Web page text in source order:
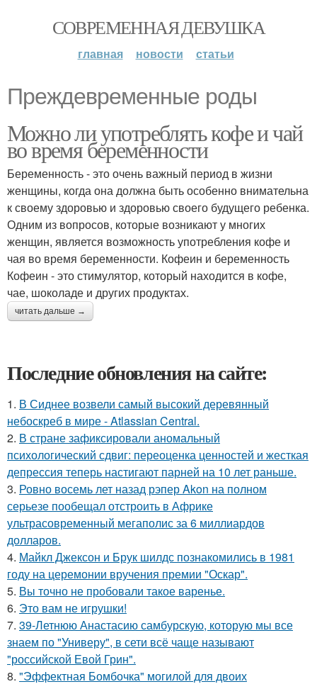
СОВРЕМЕННАЯ ДЕВУШКА
главная новости статьи
Преждевременные роды
Можно ли употреблять кофе и чай
во время беременности
Беременность - это очень важный период в жизни
женщины, когда она должна быть особенно внимательна
к своему здоровью и здоровью своего будущего ребенка.
Одним из вопросов, которые возникают у многих
женщин, является возможность употребления кофе и
чая во время беременности. Кофеин и беременность
Кофеин - это стимулятор, который находится в кофе,
чае, шоколаде и других продуктах.
читать дальше →
Последние обновления на сайте:
1. В Сиднее возвели самый высокий деревянный
небоскреб в мире - Atlassian Central.
2. В стране зафиксировали аномальный
психологический сдвиг: переоценка ценностей и жесткая
депрессия теперь настигают парней на 10 лет раньше.
3. Ровно восемь лет назад рэпер Akon на полном
серьезе пообещал отстроить в Африке
ультрасовременный мегаполис за 6 миллиардов
долларов.
4. Майкл Джексон и Брук шилдс познакомились в 1981
году на церемонии вручения премии "Оскар".
5. Вы точно не пробовали такое варенье.
6. Это вам не игрушки!
7. 39-Летнюю Анастасию самбурскую, которую мы все
знаем по "Универу", в сети всё чаще называют
"российской Евой Грин".
8. "Эффектная Бомбочка" могилой для двоих